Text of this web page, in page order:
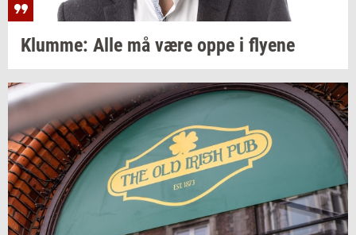
Klum­me: Alle må være oppe i fly­e­ne